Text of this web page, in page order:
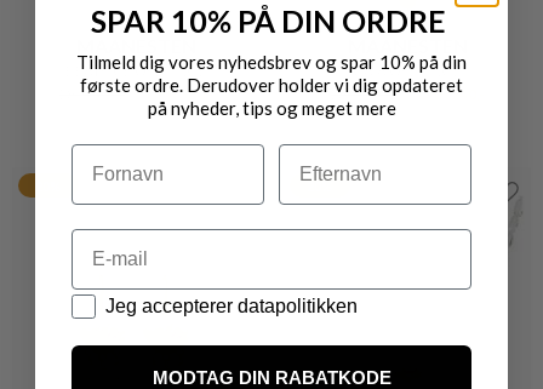
BEATRICE ØRERINGE
DKK 450,-
DKK 360,-
CAIA ØRERINGE
DKK 300,-
DKK 240,-
20%
SPAR 10% PÅ DIN ORDRE
Tilmeld dig vores nyhedsbrev og spar 10% på din
første ordre. Derudover holder vi dig opdateret
på nyheder, tips og meget mere
Navn Efternavn
Email
Datapolitik
Jeg accepterer datapolitikken
MODTAG DIN RABATKODE